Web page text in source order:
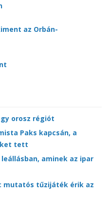
az Orbán-
orosz régiót
Paks kapcsán, a
tett
aminek az ipar
mutatós tűzijáték érik az